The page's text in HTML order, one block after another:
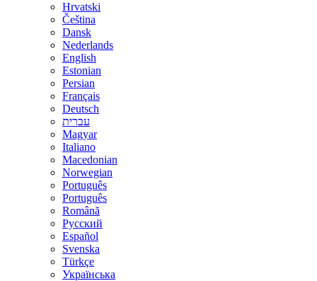
Hrvatski
Čeština
Dansk
Nederlands
English
Estonian
Persian
Français
Deutsch
עברית
Magyar
Italiano
Macedonian
Norwegian
Português
Português
Română
Русский
Español
Svenska
Türkçe
Українська